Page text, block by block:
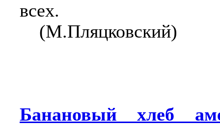
всех.
(М.Пляцковский)
Банановый хлеб